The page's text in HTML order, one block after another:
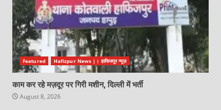
Featured Hafizpur News |। हाफिजपुर न्यूज़
काम कर रहे मज़दूर पर गिरी मशीन, दिल्ली में भर्ती
August 8, 2026